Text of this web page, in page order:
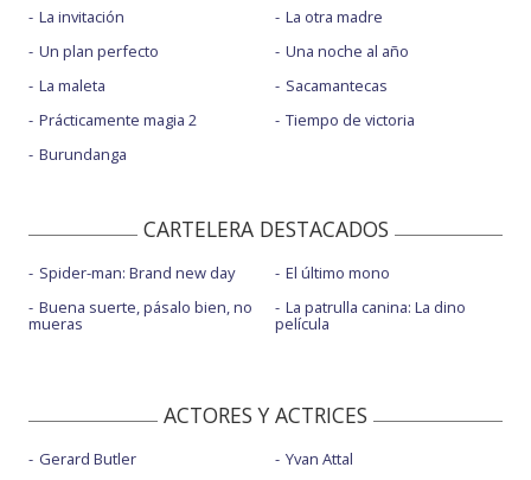
La invitación
Un plan perfecto
La maleta
Prácticamente magia 2
Burundanga
La otra madre
Una noche al año
Sacamantecas
Tiempo de victoria
CARTELERA DESTACADOS
Spider-man: Brand new day
Buena suerte, pásalo bien, no
mueras
El último mono
La patrulla canina: La dino
película
ACTORES Y ACTRICES
Gerard Butler
Yvan Attal